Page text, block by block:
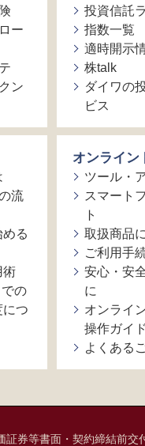
ー
ン
流
る
術
の
につ
投資信託
指数一覧
適時開示
株talk
ダイワの
ビス
オンライン
ツール・
スマート
ト
取扱商品
ご利用手
安心・安
に
オンライ
操作ガイド
よくある
証券等書面・契約締結前交